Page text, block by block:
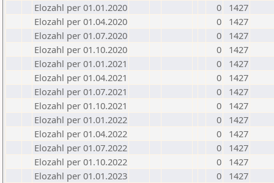
Elozahl per 01.01.2020
0
1427
Elozahl per 01.04.2020
0
1427
Elozahl per 01.07.2020
0
1427
Elozahl per 01.10.2020
0
1427
Elozahl per 01.01.2021
0
1427
Elozahl per 01.04.2021
0
1427
Elozahl per 01.07.2021
0
1427
Elozahl per 01.10.2021
0
1427
Elozahl per 01.01.2022
0
1427
Elozahl per 01.04.2022
0
1427
Elozahl per 01.07.2022
0
1427
Elozahl per 01.10.2022
0
1427
Elozahl per 01.01.2023
0
1427